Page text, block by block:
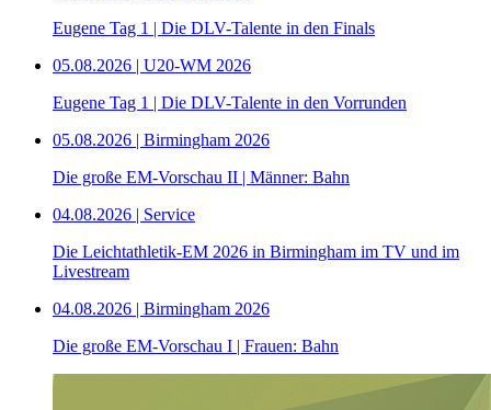
Eugene Tag 1 | Die DLV-Talente in den Finals
05.08.2026 | U20-WM 2026
Eugene Tag 1 | Die DLV-Talente in den Vorrunden
05.08.2026 | Birmingham 2026
Die große EM-Vorschau II | Männer: Bahn
04.08.2026 | Service
Die Leichtathletik-EM 2026 in Birmingham im TV und im
Livestream
04.08.2026 | Birmingham 2026
Die große EM-Vorschau I | Frauen: Bahn